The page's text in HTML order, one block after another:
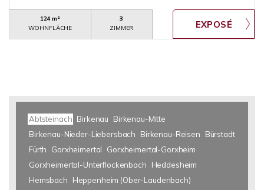
124 m²
WOHNFLÄCHE
3
ZIMMER
Abtsteinach Birkenau
Birkenau-Mitte
Birkenau-Nieder-Liebersbach
Birkenau-Reisen
Bürstadt
Fürth
Gorxheimertal
Gorxheimertal-Gorxheim
Gorxheimertal-Unterflockenbach
Heddesheim
Hemsbach
Heppenheim (Ober-Laudenbach)